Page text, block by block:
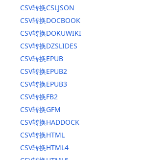
CSV转换CSLJSON
CSV转换DOCBOOK
CSV转换DOKUWIKI
CSV转换DZSLIDES
CSV转换EPUB
CSV转换EPUB2
CSV转换EPUB3
CSV转换FB2
CSV转换GFM
CSV转换HADDOCK
CSV转换HTML
CSV转换HTML4